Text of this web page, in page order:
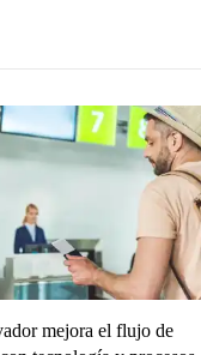
mejora el flujo de